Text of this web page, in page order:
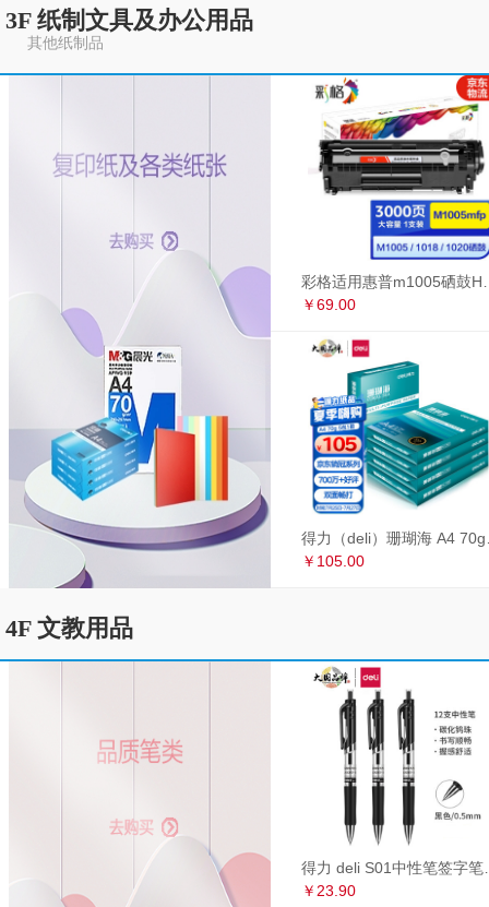
3F 纸制文具及办公用品
其他纸制品
￥69.00
￥105.00
4F 文教用品
￥23.90